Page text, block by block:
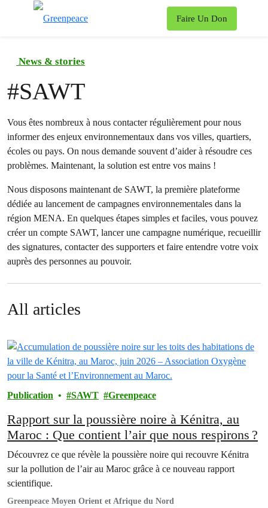
Faire Un Don
News & stories
#SAWT
Vous êtes nombreux à nous contacter régulièrement pour nous
informer des enjeux environnementaux dans vos villes, quartiers,
écoles ou pays. On nous demande souvent d’aider à résoudre ces
problèmes. Maintenant, la solution est entre vos mains !
Nous disposons maintenant de SAWT, la première plateforme
dédiée au lancement de campagnes environnementales dans la
région MENA. En quelques étapes simples et faciles, vous pouvez
créer un compte SAWT, lancer une campagne numérique, recueillir
des signatures, contacter des supporters et faire entendre votre voix
auprès des personnes au pouvoir.
All articles
Publication SAWT Greenpeace
Rapport sur la poussière noire à Kénitra, au
Maroc : Que contient l’air que nous respirons ?
Découvrez ce que révèle la poussière noire qui recouvre Kénitra
sur la pollution de l’air au Maroc grâce à ce nouveau rapport
scientifique.
Greenpeace Moyen Orient et Afrique du Nord